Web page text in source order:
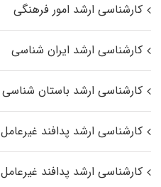
کارشناسی ارشد امور فرهنگی
کارشناسی ارشد ایران شناسی
کارشناسی ارشد باستان شناسی
کارشناسی ارشد پدافند غیرعامل
کارشناسی ارشد پدافند غیرعامل ۲